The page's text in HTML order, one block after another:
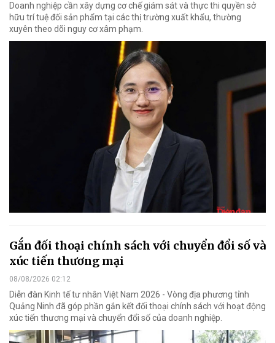
Doanh nghiệp cần xây dựng cơ chế giám sát và thực thi quyền sở
hữu trí tuệ đối sản phẩm tại các thị trường xuất khẩu, thường
xuyên theo dõi nguy cơ xâm phạm.
Gắn đối thoại chính sách với chuyển đổi số và
xúc tiến thương mại
08/08/2026 02:12
Diễn đàn Kinh tế tư nhân Việt Nam 2026 - Vòng địa phương tỉnh
Quảng Ninh đã góp phần gắn kết đối thoại chính sách với hoạt động
xúc tiến thương mại và chuyển đổi số của doanh nghiệp.